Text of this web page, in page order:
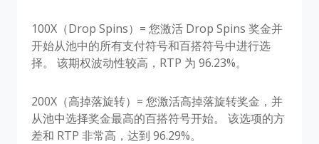
100X（Drop Spins）= 您激活 Drop Spins 奖金并
开始从池中的所有支付符号和百搭符号中进行选
择。 该期权波动性较高，RTP 为 96.23%。
200X（高掉落旋转）= 您激活高掉落旋转奖金，并
从池中选择奖金最高的百搭符号开始。 该选项的方
差和 RTP 非常高，达到 96.29%。